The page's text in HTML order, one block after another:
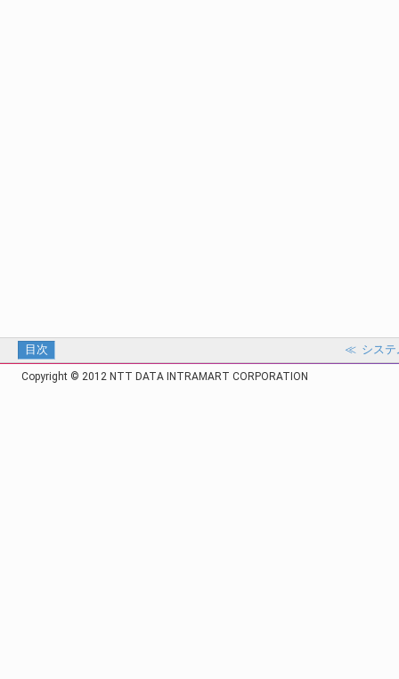
目次 ≪ シス
Copyright © 2012 NTT DATA INTRAMART CORPORATION